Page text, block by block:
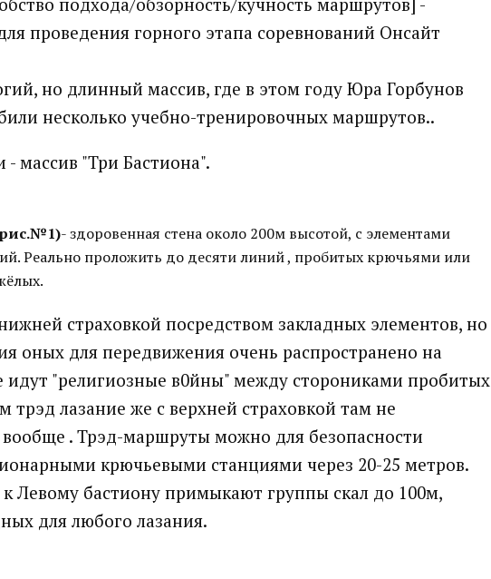
проведения горного этапа соревнований Онсайт
но длинный массив, где в этом году Юра Горбунов
несколько учебно-тренировочных маршрутов..
массив "Три Бастиона".
- здоровенная стена около 200м высотой, с элементами
Реально проложить до десяти линий , пробитых крючьями или
страховкой посредством закладных элементов, но
оных для передвижения очень распространено на
идут "религиозные в0йны" между сторониками пробитых
трэд лазание же с верхней страховкой там не
. Трэд-маршруты можно для безопасности
крючьевыми станциями через 20-25 метров.
Левому бастиону примыкают группы скал до 100м,
для любого лазания.